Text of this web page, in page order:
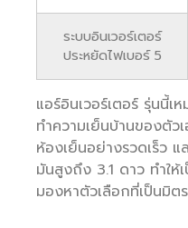
ระบบอินเวอร์เตอร์
ประหยัดไฟเบอร์ 5
แอร์อินเวอร์เตอร์ รุ่นนี้เ
ทำความเย็นบ้านของตัว
ห้องเย็นอย่างรวดเร็ว
มันสูงถึง 3.1 ดาว ทำให้
มองหาตัวเลือกที่เป็นมิ